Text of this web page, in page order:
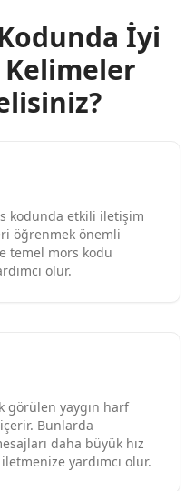
İyi
kodunda etkili iletişim
öğrenmek önemli
temel mors kodu
olur.
görülen yaygın harf
Bunlarda
daha büyük hız
yardımcı olur.